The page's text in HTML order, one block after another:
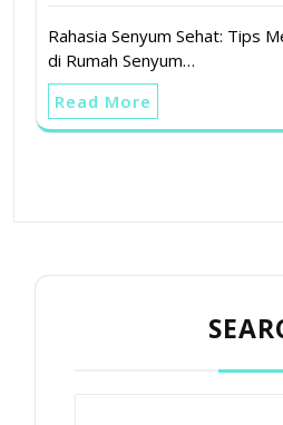
Rahasia Senyum Sehat: Tips
di Rumah Senyum…
Read More